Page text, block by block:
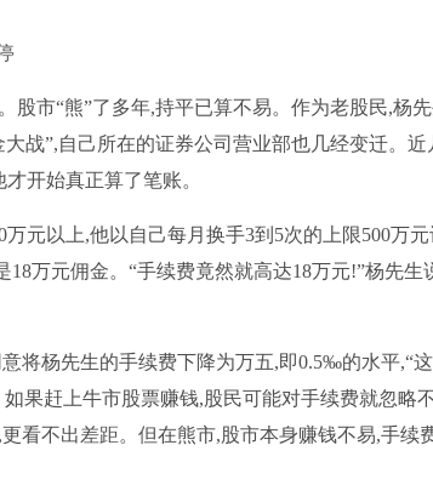
股市“熊”了多年,持平已算不易。作为老股民,杨
战”,自己所在的证券公司营业部也几经变迁。近
开始真正算了笔账。
元以上,他以自己每月换手3到5次的上限500万
万元佣金。“手续费竟然就高达18万元!”杨先生
将杨先生的手续费下降为万五,即0.5‰的水平,“
果赶上牛市股票赚钱,股民可能对手续费就忽略
看不出差距。但在熊市,股市本身赚钱不易,手续